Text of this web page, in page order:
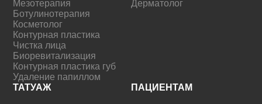
Мезотерапия
Ботулинотерапия
Косметолог
Контурная пластика
Чистка лица
Биоревитализация
Контурная пластика губ
Удаление папиллом
Дерматолог
ТАТУАЖ ПАЦИЕНТАМ